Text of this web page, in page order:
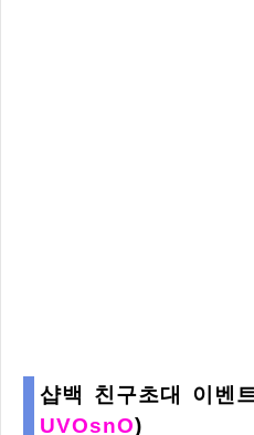
샵백 친구초대 이벤
UVOsnO)